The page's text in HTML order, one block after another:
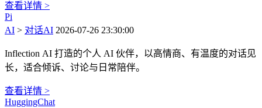
查看详情 >
Pi
AI > 对话AI 2026-07-26 23:30:00
Inflection AI 打造的个人 AI 伙伴，以高情商、有温度的对话见
长，适合倾诉、讨论与日常陪伴。
查看详情 >
HuggingChat